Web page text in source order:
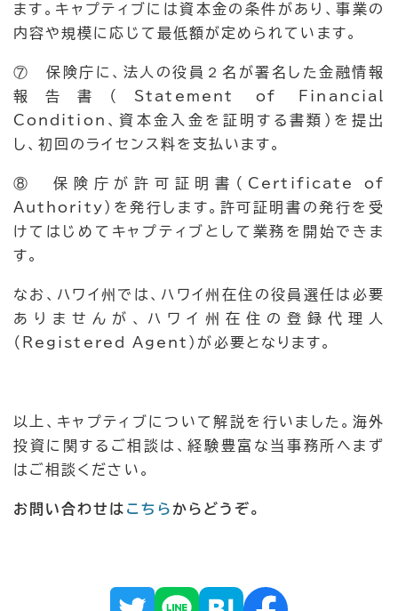
ます。キャプティブには資本金の条件があり、事業の
内容や規模に応じて最低額が定められています。
⑦ 保険庁に、法人の役員２名が署名した金融情報
報告書（Statement of Financial
Condition、資本金入金を証明する書類）を提出
し、初回のライセンス料を支払います。
⑧ 保険庁が許可証明書（Certificate of
Authority）を発行します。許可証明書の発行を受
けてはじめてキャプティブとして業務を開始できま
す。
なお、ハワイ州では、ハワイ州在住の役員選任は必要
ありませんが、ハワイ州在住の登録代理人
（Registered Agent）が必要となります。
以上、キャプティブについて解説を行いました。海外
投資に関するご相談は、経験豊富な当事務所へまず
はご相談ください。
お問い合わせは こちら からどうぞ。